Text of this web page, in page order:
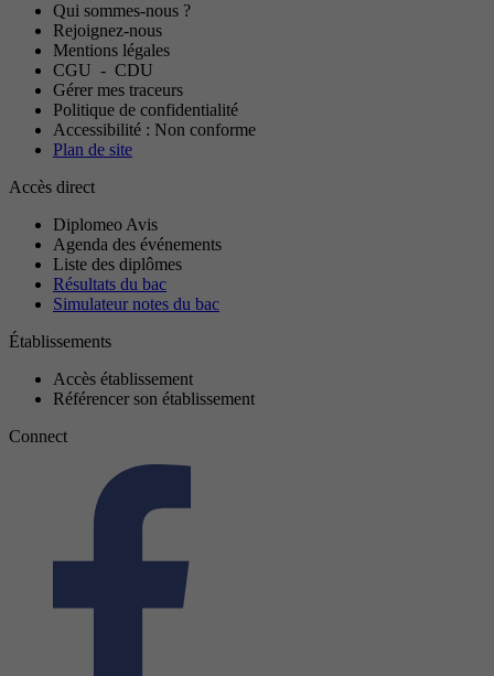
Qui sommes-nous ?
Rejoignez-nous
Mentions légales
CGU - CDU
Gérer mes traceurs
Politique de confidentialité
Accessibilité : Non conforme
Plan de site
Accès direct
Diplomeo Avis
Agenda des événements
Liste des diplômes
Résultats du bac
Simulateur notes du bac
Établissements
Accès établissement
Référencer son établissement
Connect